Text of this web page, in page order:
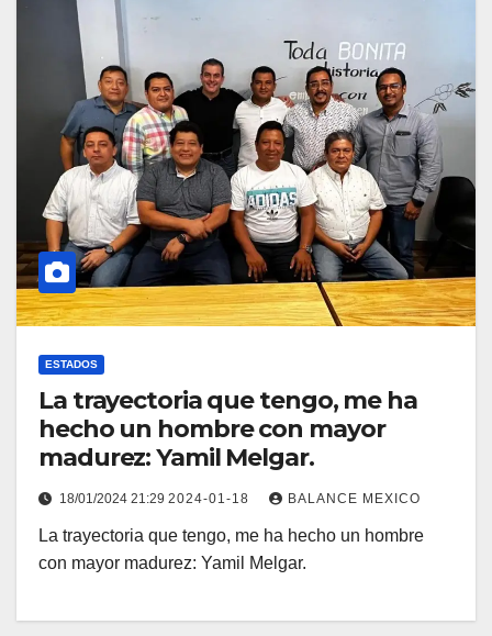
ESTADOS
La trayectoria que tengo, me ha
hecho un hombre con mayor
madurez: Yamil Melgar.
18/01/2024 21:29 2024-01-18 BALANCE MEXICO
La trayectoria que tengo, me ha hecho un hombre
con mayor madurez: Yamil Melgar.